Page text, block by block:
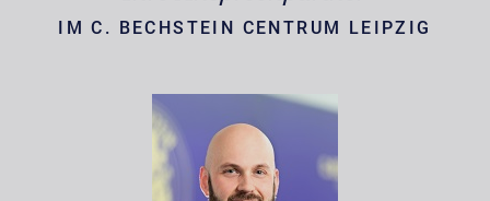
IM C. BECHSTEIN CENTRUM LEIPZIG